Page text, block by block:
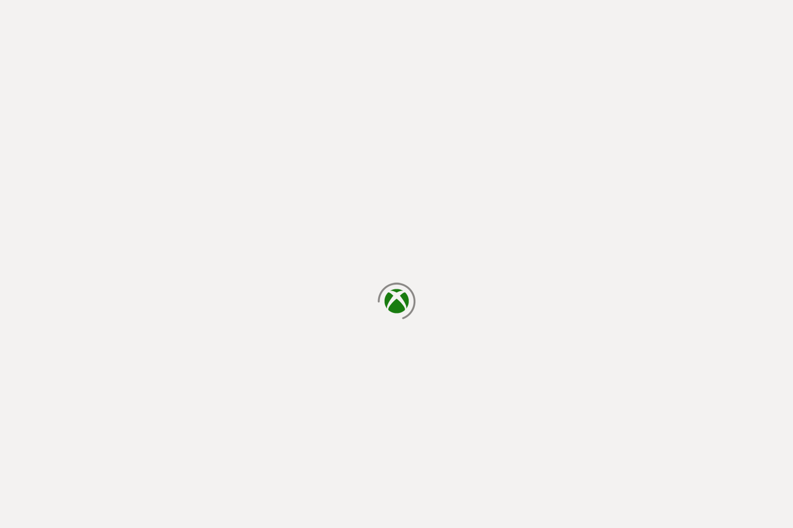
cargando